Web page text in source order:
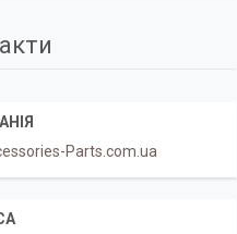
Parts.com.ua